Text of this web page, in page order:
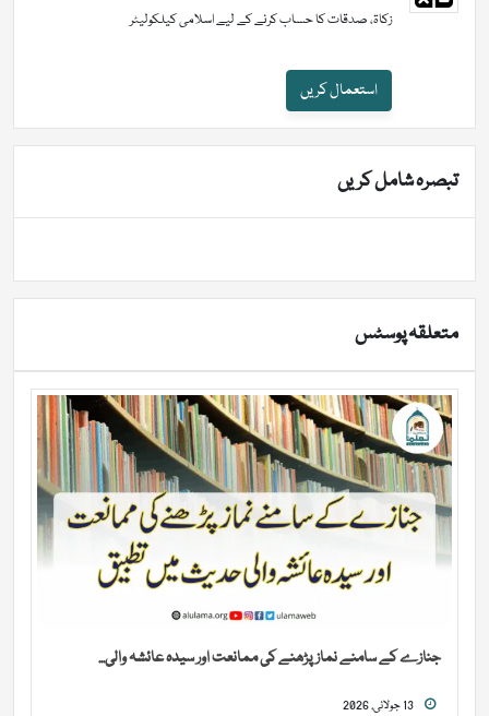
زکاۃ، صدقات کا حساب کرنے کے لیے اسلامی کیلکولیٹر
استعمال کریں
تبصرہ شامل کریں
متعلقہ پوسٹس
جنازے کے سامنے نماز پڑھنے کی ممانعت اور سیدہ عائشہ والی...